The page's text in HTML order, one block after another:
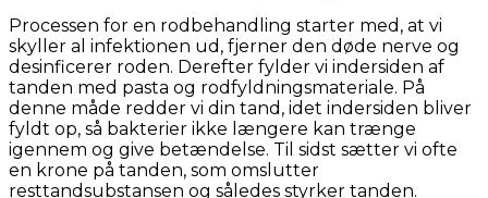
Processen for en rodbehandling starter med, at vi
skyller al infektionen ud, fjerner den døde nerve og
desinficerer roden. Derefter fylder vi indersiden af
tanden med pasta og rodfyldningsmateriale. På
denne måde redder vi din tand, idet indersiden bliver
fyldt op, så bakterier ikke længere kan trænge
igennem og give betændelse. Til sidst sætter vi ofte
en krone på tanden, som omslutter
resttandsubstansen og således styrker tanden.